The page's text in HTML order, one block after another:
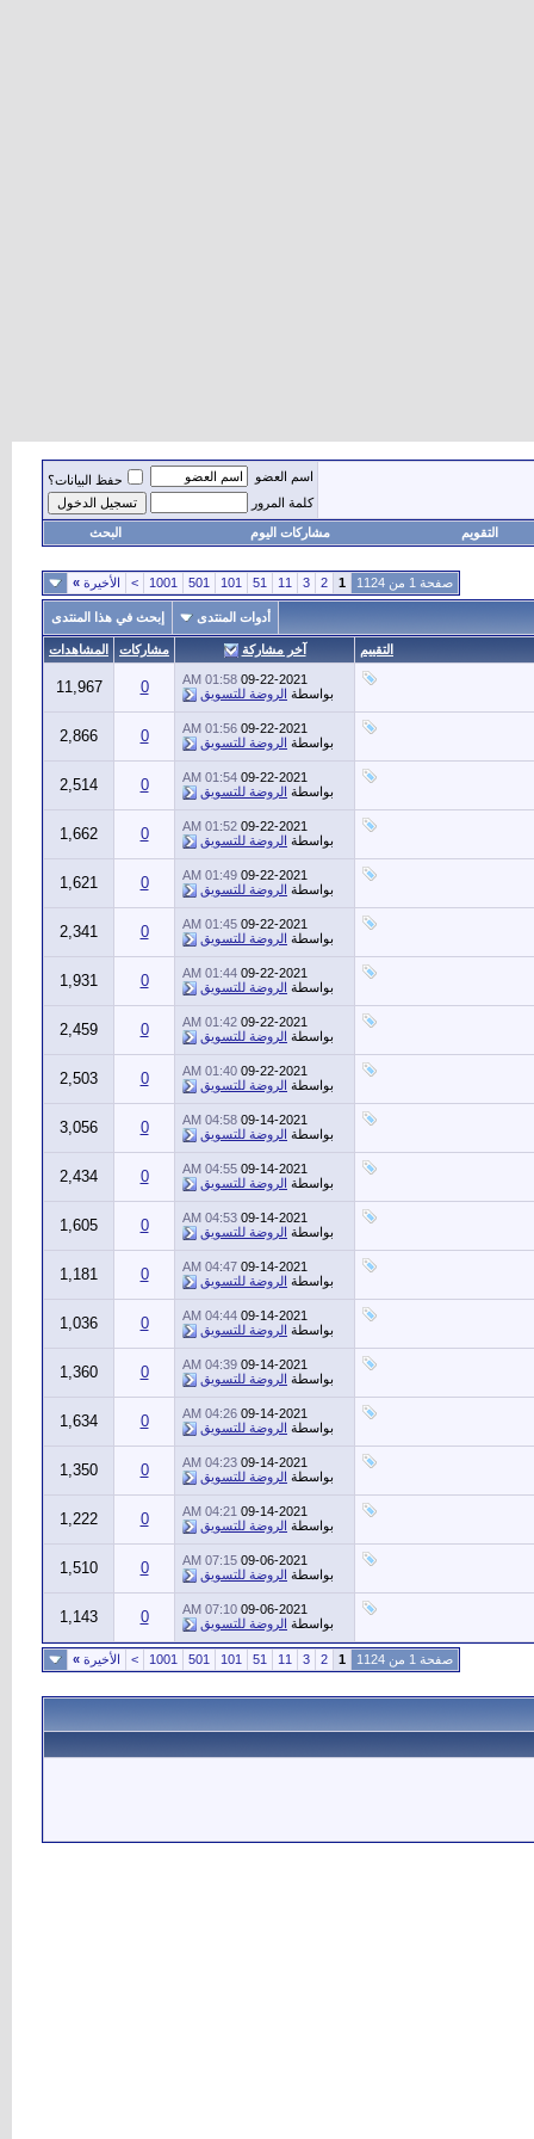
اسم العضو
حفظ البيانات؟
كلمة المرور
التقويم مشاركات اليوم البحث
صفحة 1 من 1124 1
2
3
11
51
101
501
1001
> الأخيرة »
أدوات المنتدى إبحث في هذا المنتدى
التقييم آخر مشاركة مشاركات المشاهدات
09-22-2021
01:58 AM
بواسطة الروضة للتسويق 0
11,967
09-22-2021
01:56 AM
بواسطة الروضة للتسويق 0
2,866
09-22-2021
01:54 AM
بواسطة الروضة للتسويق 0
2,514
09-22-2021
01:52 AM
بواسطة الروضة للتسويق 0
1,662
09-22-2021
01:49 AM
بواسطة الروضة للتسويق 0
1,621
09-22-2021
01:45 AM
بواسطة الروضة للتسويق 0
2,341
09-22-2021
01:44 AM
بواسطة الروضة للتسويق 0
1,931
09-22-2021
01:42 AM
بواسطة الروضة للتسويق 0
2,459
09-22-2021
01:40 AM
بواسطة الروضة للتسويق 0
2,503
09-14-2021
04:58 AM
بواسطة الروضة للتسويق 0
3,056
09-14-2021
04:55 AM
بواسطة الروضة للتسويق 0
2,434
09-14-2021
04:53 AM
بواسطة الروضة للتسويق 0
1,605
09-14-2021
04:47 AM
بواسطة الروضة للتسويق 0
1,181
09-14-2021
04:44 AM
بواسطة الروضة للتسويق 0
1,036
09-14-2021
04:39 AM
بواسطة الروضة للتسويق 0
1,360
09-14-2021
04:26 AM
بواسطة الروضة للتسويق 0
1,634
09-14-2021
04:23 AM
بواسطة الروضة للتسويق 0
1,350
09-14-2021
04:21 AM
بواسطة الروضة للتسويق 0
1,222
09-06-2021
07:15 AM
بواسطة الروضة للتسويق 0
1,510
09-06-2021
07:10 AM
بواسطة الروضة للتسويق 0
1,143
صفحة 1 من 1124 1
2
3
11
51
101
501
1001
> الأخيرة »